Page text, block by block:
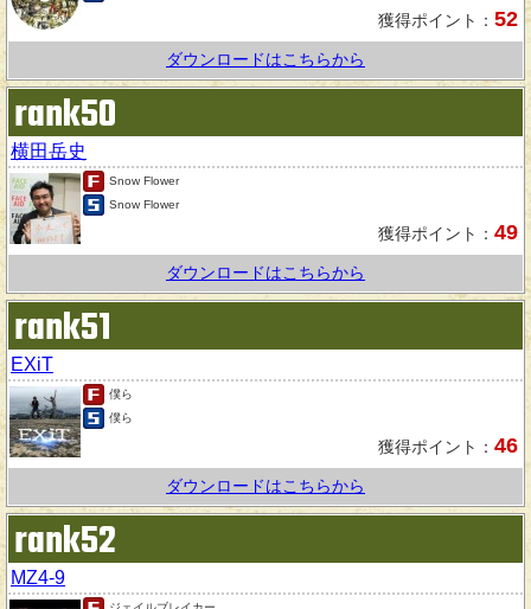
獲得ポイント： 52
ダウンロードはこちらから
rank50
横田岳史
Snow Flower
Snow Flower
獲得ポイント： 49
ダウンロードはこちらから
rank51
EXiT
僕ら
僕ら
獲得ポイント： 46
ダウンロードはこちらから
rank52
MZ4-9